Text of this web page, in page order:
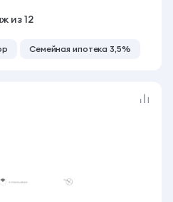
из 12
Семейная ипотека 3,5%